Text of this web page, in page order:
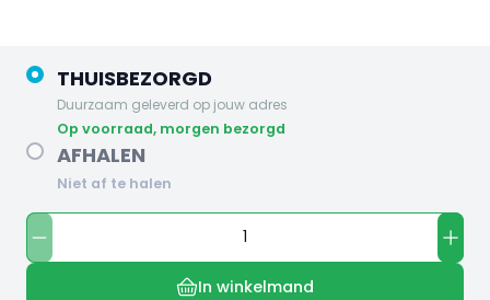
THUISBEZORGD
Duurzaam geleverd op jouw adres
op voorraad, morgen bezorgd
AFHALEN
Niet af te halen
In winkelmand